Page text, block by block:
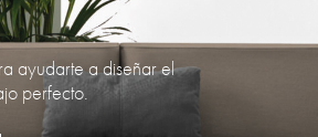
ayudarte a diseñar el
perfecto.